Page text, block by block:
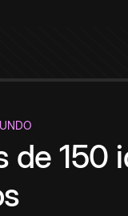
de 150